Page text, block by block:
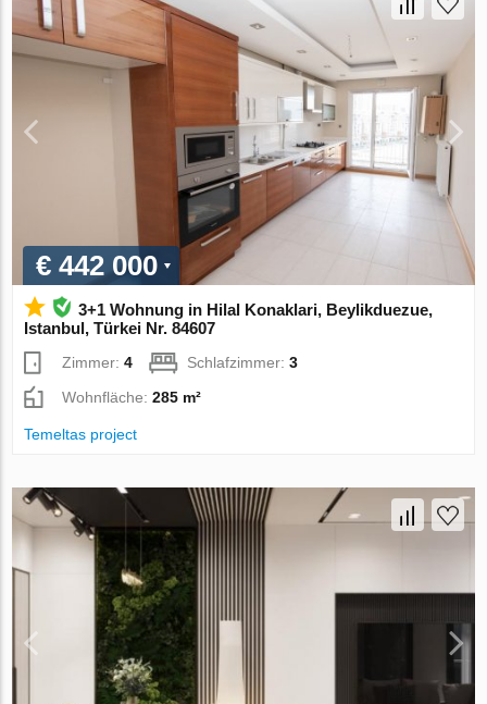
€ 442 000
3+1 Wohnung in Hilal Konaklari, Beylikduezue,
Istanbul, Türkei Nr. 84607
Zimmer:4 Schlafzimmer:3
Wohnfläche:285 m²
Temeltas project